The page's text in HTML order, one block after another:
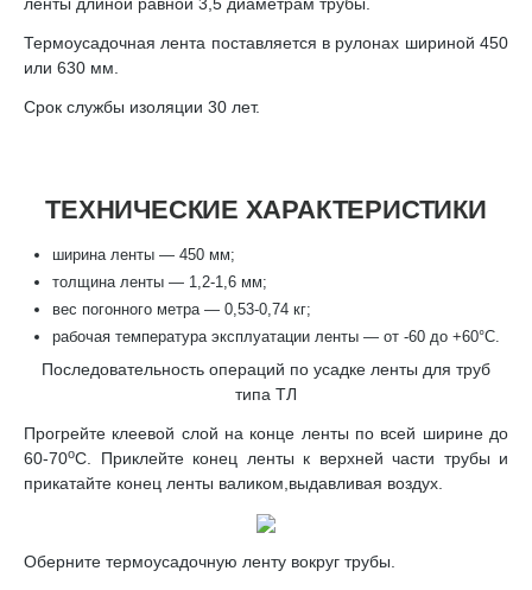
Термоусадочная лента поставляется в рулонах шириной 450
или 630 мм.
Срок службы изоляции 30 лет.
ТЕХНИЧЕСКИЕ ХАРАКТЕРИСТИКИ
ширина ленты — 450 мм;
толщина ленты — 1,2-1,6 мм;
вес погонного метра — 0,53-0,74 кг;
рабочая температура эксплуатации ленты — от -60 до +60°С.
Последовательность операций по усадке ленты для труб
типа ТЛ
Прогрейте клеевой слой на конце ленты по всей ширине до
60-70оС. Приклейте конец ленты к верхней части трубы и
прикатайте конец ленты валиком,выдавливая воздух.
Оберните термоусадочную ленту вокруг трубы.